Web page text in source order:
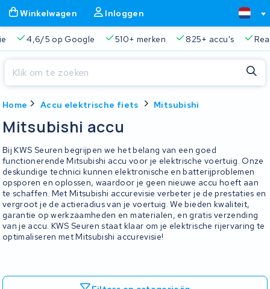
Winkelwagen Inloggen
4,6/5 op Google 510+ merken 825+ accu's
Home Accu elektrische fiets Mitsubishi
Mitsubishi accu
Bij KWS Seuren begrijpen we het belang van een goed
functionerende Mitsubishi accu voor je elektrische voertuig. Onze
deskundige technici kunnen elektronische en batterijproblemen
opsporen en oplossen, waardoor je geen nieuwe accu hoeft aan
te schaffen. Met Mitsubishi accurevisie verbeter je de prestaties en
vergroot je de actieradius van je voertuig. We bieden kwaliteit,
garantie op werkzaamheden en materialen, en gratis verzending
van je accu. KWS Seuren staat klaar om je elektrische rijervaring te
optimaliseren met Mitsubishi accurevisie!
Je winkelwagen is leeg.
Gratis verzending en ophaalservice 45.000+ accu's
Sluiten
Begin te typen in de zoekbalk om te zoeken